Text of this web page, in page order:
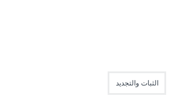
الثبات والتجديد